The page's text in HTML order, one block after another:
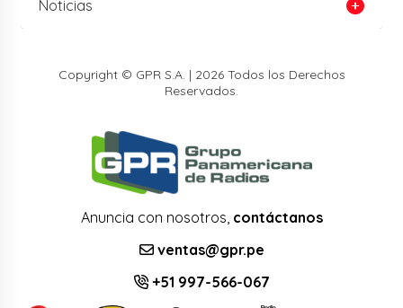
Noticias
Copyright © GPR S.A. | 2026 Todos los Derechos
Reservados.
Anuncia con nosotros, contáctanos
ventas@gpr.pe
+51 997-566-067